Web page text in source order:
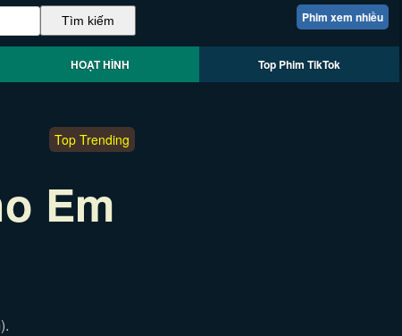
Phim xem nhiều
HOẠT HÌNH Top Phim TikTok
Top Trending
Em